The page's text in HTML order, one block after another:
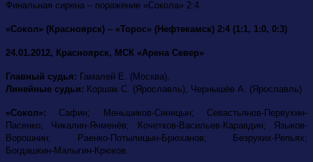
Финальная сирена – поражение «Сокола» 2:4.
«Сокол» (Красноярск) – «Торос» (Нефтекамск) 2:4 (1:1, 1:0, 0:3)
24.01.2012, Красноярск, МСК «Арена Север»
Главный судья: Гамалей Е. (Москва),
Линейные судьи: Коршак С. (Ярославль), Чернышёв А. (Ярославль)
«Сокол»: Сафин; Меньшиков-Синицын; Севастьянов-Первухин-
Пасенко; Чикалин-Ячменёв; Кочетков-Васильев-Каравдин; Языков-
Ворошнин; Раенко-Потылицын-Брюханов; Безруких-Репьях;
Богдашкин-Малыгин-Крюков.